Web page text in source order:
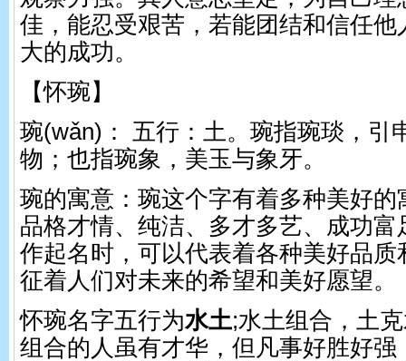
佳，能忍受艰苦，若能团结和信任他
大的成功。
【怀琬】
琬(wǎn)： 五行：土。 琬指琬琰，引
物；也指琬象，美玉与象牙。
琬的寓意：琬这个字有着多种美好的
品格才情、纯洁、多才多艺、成功
作起名时，可以代表着各种美好品质
征着人们对未来的希望和美好愿望。
怀琬名字五行为水土;水土组合，土
组合的人虽有才华，但凡事好胜好强